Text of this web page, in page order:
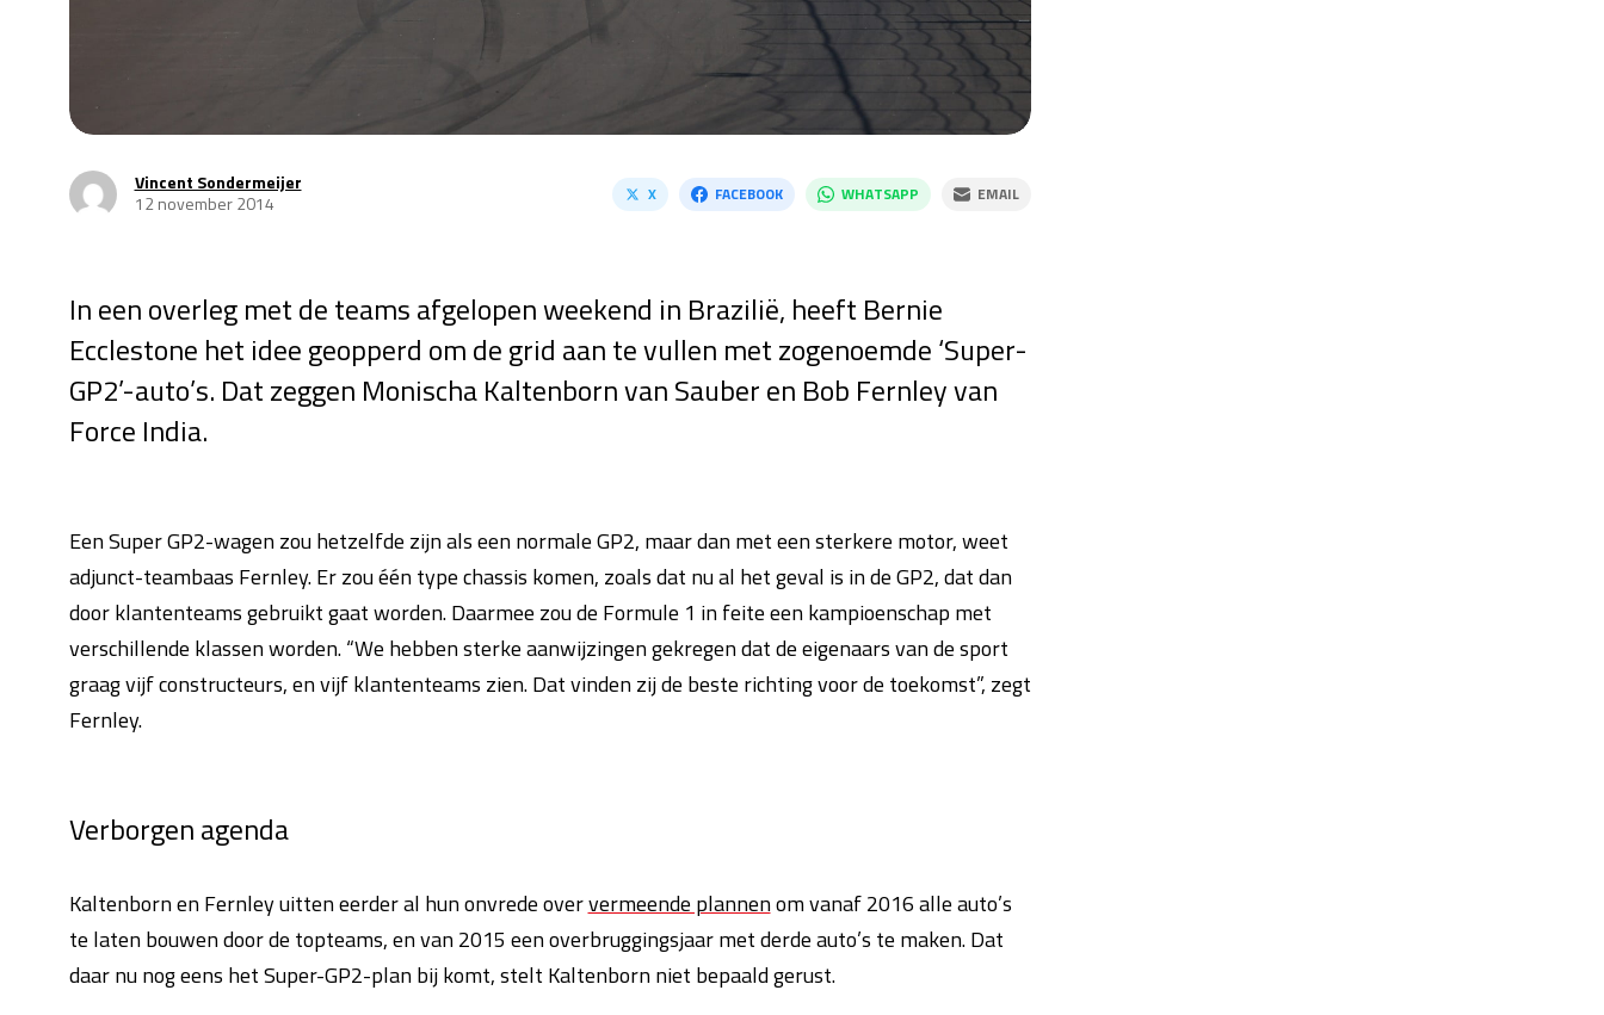
Vincent Sondermeijer
12 november 2014
X FACEBOOK WHATSAPP EMAIL
In een overleg met de teams afgelopen weekend in Brazilië, heeft Bernie
Ecclestone het idee geopperd om de grid aan te vullen met zogenoemde ‘Super-
GP2’-auto’s. Dat zeggen Monischa Kaltenborn van Sauber en Bob Fernley van
Force India.
Een Super GP2-wagen zou hetzelfde zijn als een normale GP2, maar dan met een sterkere motor, weet
adjunct-teambaas Fernley. Er zou één type chassis komen, zoals dat nu al het geval is in de GP2, dat dan
door klantenteams gebruikt gaat worden. Daarmee zou de Formule 1 in feite een kampioenschap met
verschillende klassen worden. “We hebben sterke aanwijzingen gekregen dat de eigenaars van de sport
graag vijf constructeurs, en vijf klantenteams zien. Dat vinden zij de beste richting voor de toekomst”, zegt
Fernley.
Verborgen agenda
Kaltenborn en Fernley uitten eerder al hun onvrede oververmeende plannenom vanaf 2016 alle auto’s
te laten bouwen door de topteams, en van 2015 een overbruggingsjaar met derde auto’s te maken. Dat
daar nu nog eens het Super-GP2-plan bij komt, stelt Kaltenborn niet bepaald gerust.